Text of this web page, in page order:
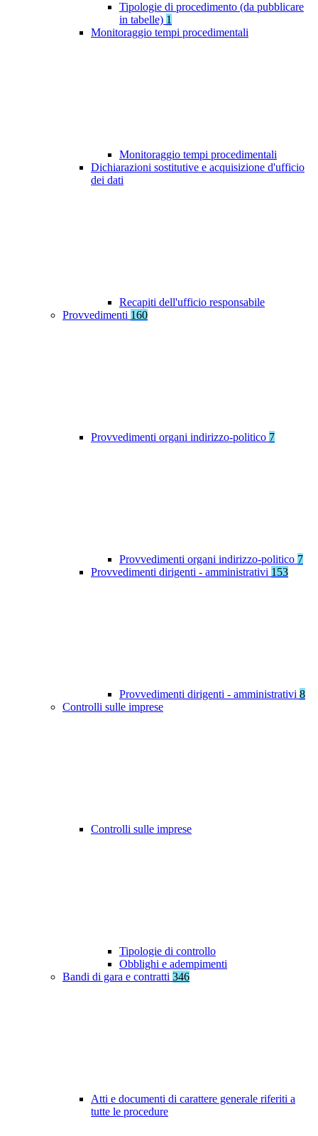
Tipologie di procedimento (da pubblicare
in tabelle) 1
Monitoraggio tempi procedimentali
Monitoraggio tempi procedimentali
Dichiarazioni sostitutive e acquisizione d'ufficio
dei dati
Recapiti dell'ufficio responsabile
Provvedimenti 160
Provvedimenti organi indirizzo-politico 7
Provvedimenti organi indirizzo-politico 7
Provvedimenti dirigenti - amministrativi 153
Provvedimenti dirigenti - amministrativi 8
Controlli sulle imprese
Controlli sulle imprese
Tipologie di controllo
Obblighi e adempimenti
Bandi di gara e contratti 346
Atti e documenti di carattere generale riferiti a
tutte le procedure